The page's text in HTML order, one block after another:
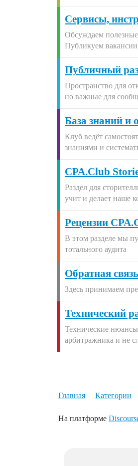
Сервисы,
Обсуждаем
Публикуем
Публичный
Пространство для
но важные для
База знаний и
Клуб ведёт
знаниями и
CPA.Club
Раздел для
учит и делает наше
Рецензии
В этом разделе мы
тотального аудита
Обратная
Здесь принимаем
Технический
Технические нюансы
арбитражника и не
Главная Категории
На платформе